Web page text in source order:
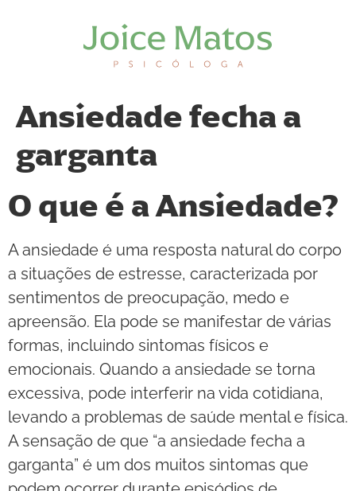
Ansiedade fecha a
garganta
O que é a Ansiedade?
A ansiedade é uma resposta natural do corpo
a situações de estresse, caracterizada por
sentimentos de preocupação, medo e
apreensão. Ela pode se manifestar de várias
formas, incluindo sintomas físicos e
emocionais. Quando a ansiedade se torna
excessiva, pode interferir na vida cotidiana,
levando a problemas de saúde mental e física.
A sensação de que “a ansiedade fecha a
garganta” é um dos muitos sintomas que